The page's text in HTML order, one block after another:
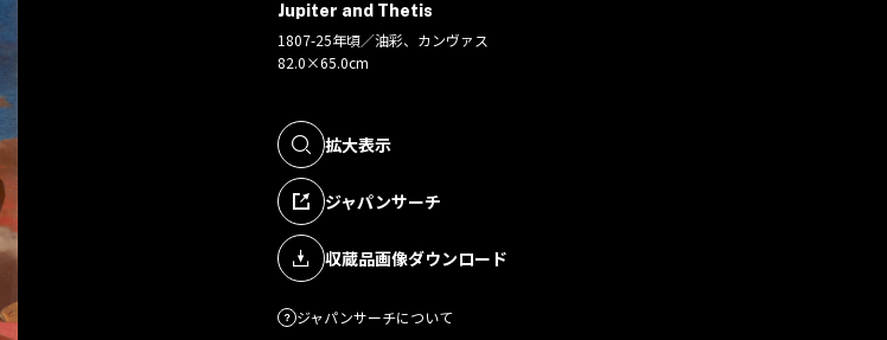
Jupiter and Thetis
1807-25年頃／油彩、カンヴァス
82.0×65.0cm
拡大表示
ジャパンサーチ
収蔵品画像ダウンロード
ジャパンサーチについて